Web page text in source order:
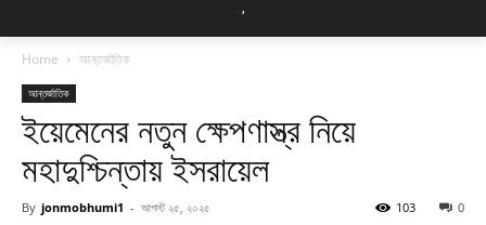
Home আন্তর্জাতিক
আন্তর্জাতিক
ইয়েমেনের নতুন ক্ষেপণাস্ত্র নিয়ে
মহাদুশ্চিন্তায় ইসরায়েল
By jonmobhumi1 - আগস্ট ২৫, ২০২৫ 0
103